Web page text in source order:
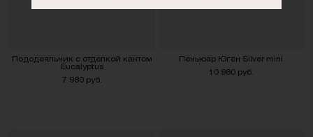
Пододеяльник с отделкой кантом
Eucalyptus
7 980 руб.
Пеньюар Юген Silver mini
10 980 руб.